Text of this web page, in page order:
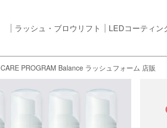
ラッシュ・ブロウリフト LEDコーティン
CARE PROGRAM Balance ラッシュフォーム 店販